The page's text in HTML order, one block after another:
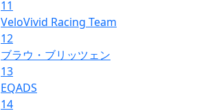
11
VeloVivid Racing Team
12
ブラウ・ブリッツェン
13
EQADS
14